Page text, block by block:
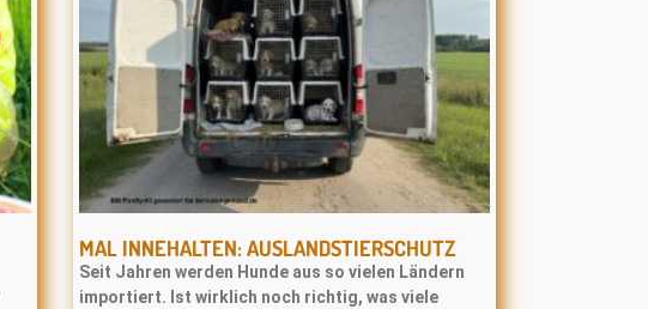
MAL INNEHALTEN: AUSLANDSTIERSCHUTZ
Seit Jahren werden Hunde aus so vielen Ländern
importiert. Ist wirklich noch richtig, was viele